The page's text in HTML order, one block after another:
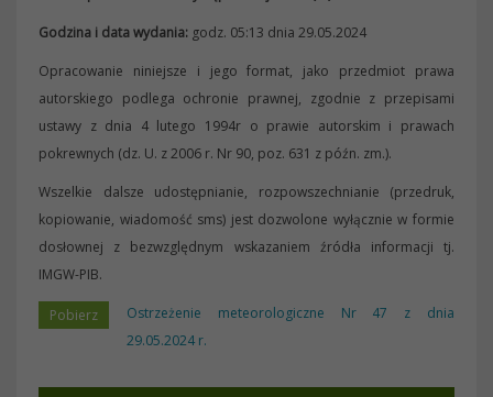
Godzina i data wydania: godz. 05:13 dnia 29.05.2024
Opracowanie niniejsze i jego format, jako przedmiot prawa
autorskiego podlega ochronie prawnej, zgodnie z przepisami
ustawy z dnia 4 lutego 1994r o prawie autorskim i prawach
pokrewnych (dz. U. z 2006 r. Nr 90, poz. 631 z późn. zm.).
Wszelkie dalsze udostępnianie, rozpowszechnianie (przedruk,
kopiowanie, wiadomość sms) jest dozwolone wyłącznie w formie
dosłownej z bezwzględnym wskazaniem źródła informacji tj.
IMGW-PIB.
Ostrzeżenie meteorologiczne Nr 47 z dnia
29.05.2024 r.